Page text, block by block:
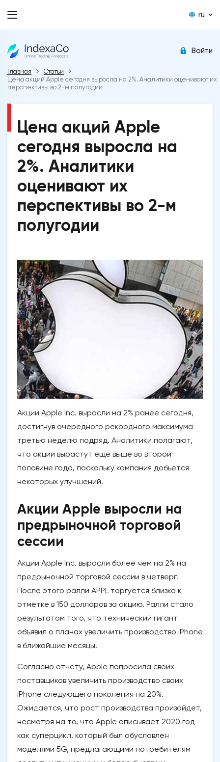
ru
Войти
Главная
Статьи
Цена акций Apple сегодня выросла на 2%. Аналитики оценивают их
перспективы во 2-м полугодии
Цена акций Apple
сегодня выросла на
2%. Аналитики
оценивают их
перспективы во 2-м
полугодии
Акции Apple Inc. выросли на 2% ранее сегодня,
достигнув очередного рекордного максимума
третью неделю подряд. Аналитики полагают,
что акции вырастут еще выше во второй
половине года, поскольку компания добьется
некоторых улучшений.
Акции Apple выросли на
предрыночной торговой
сессии
Акции Apple Inc. выросли более чем на 2% на
предрыночной торговой сессии в четверг.
После этого ралли APPL торгуется близко к
отметке в 150 долларов за акцию. Ралли стало
результатом того, что технический гигант
объявил о планах увеличить производство iPhone
в ближайшие месяцы.
Согласно отчету, Apple попросила своих
поставщиков увеличить производство своих
iPhone следующего поколения на 20%.
Ожидается, что рост производства произойдет,
несмотря на то, что Apple описывает 2020 год
как суперцикл, который был обусловлен
моделями 5G, предлагающими потребителям